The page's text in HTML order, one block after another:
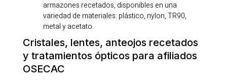
armazones recetados, disponibles en una
variedad de materiales: plástico, nylon, TR90,
metal y acetato.
Cristales, lentes, anteojos recetados
y tratamientos ópticos para afiliados
OSECAC